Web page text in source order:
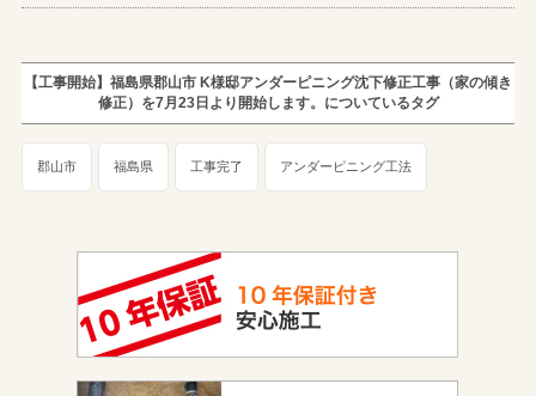
【工事開始】福島県郡山市 K様邸アンダーピニング沈下修正工事（家の傾き
修正）を7月23日より開始します。についているタグ
郡山市 福島県 工事完了 アンダーピニング工法